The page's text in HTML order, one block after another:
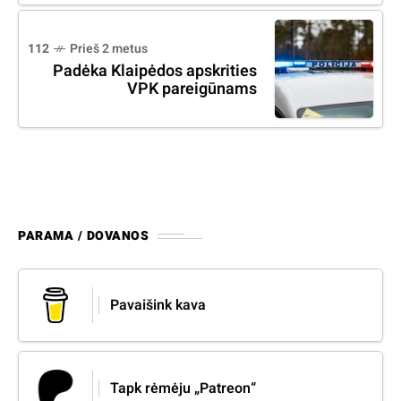
112 Prieš 2 metus
Padėka Klaipėdos apskrities
VPK pareigūnams
PARAMA / DOVANOS
Pavaišink kava
Tapk rėmėju „Patreon“